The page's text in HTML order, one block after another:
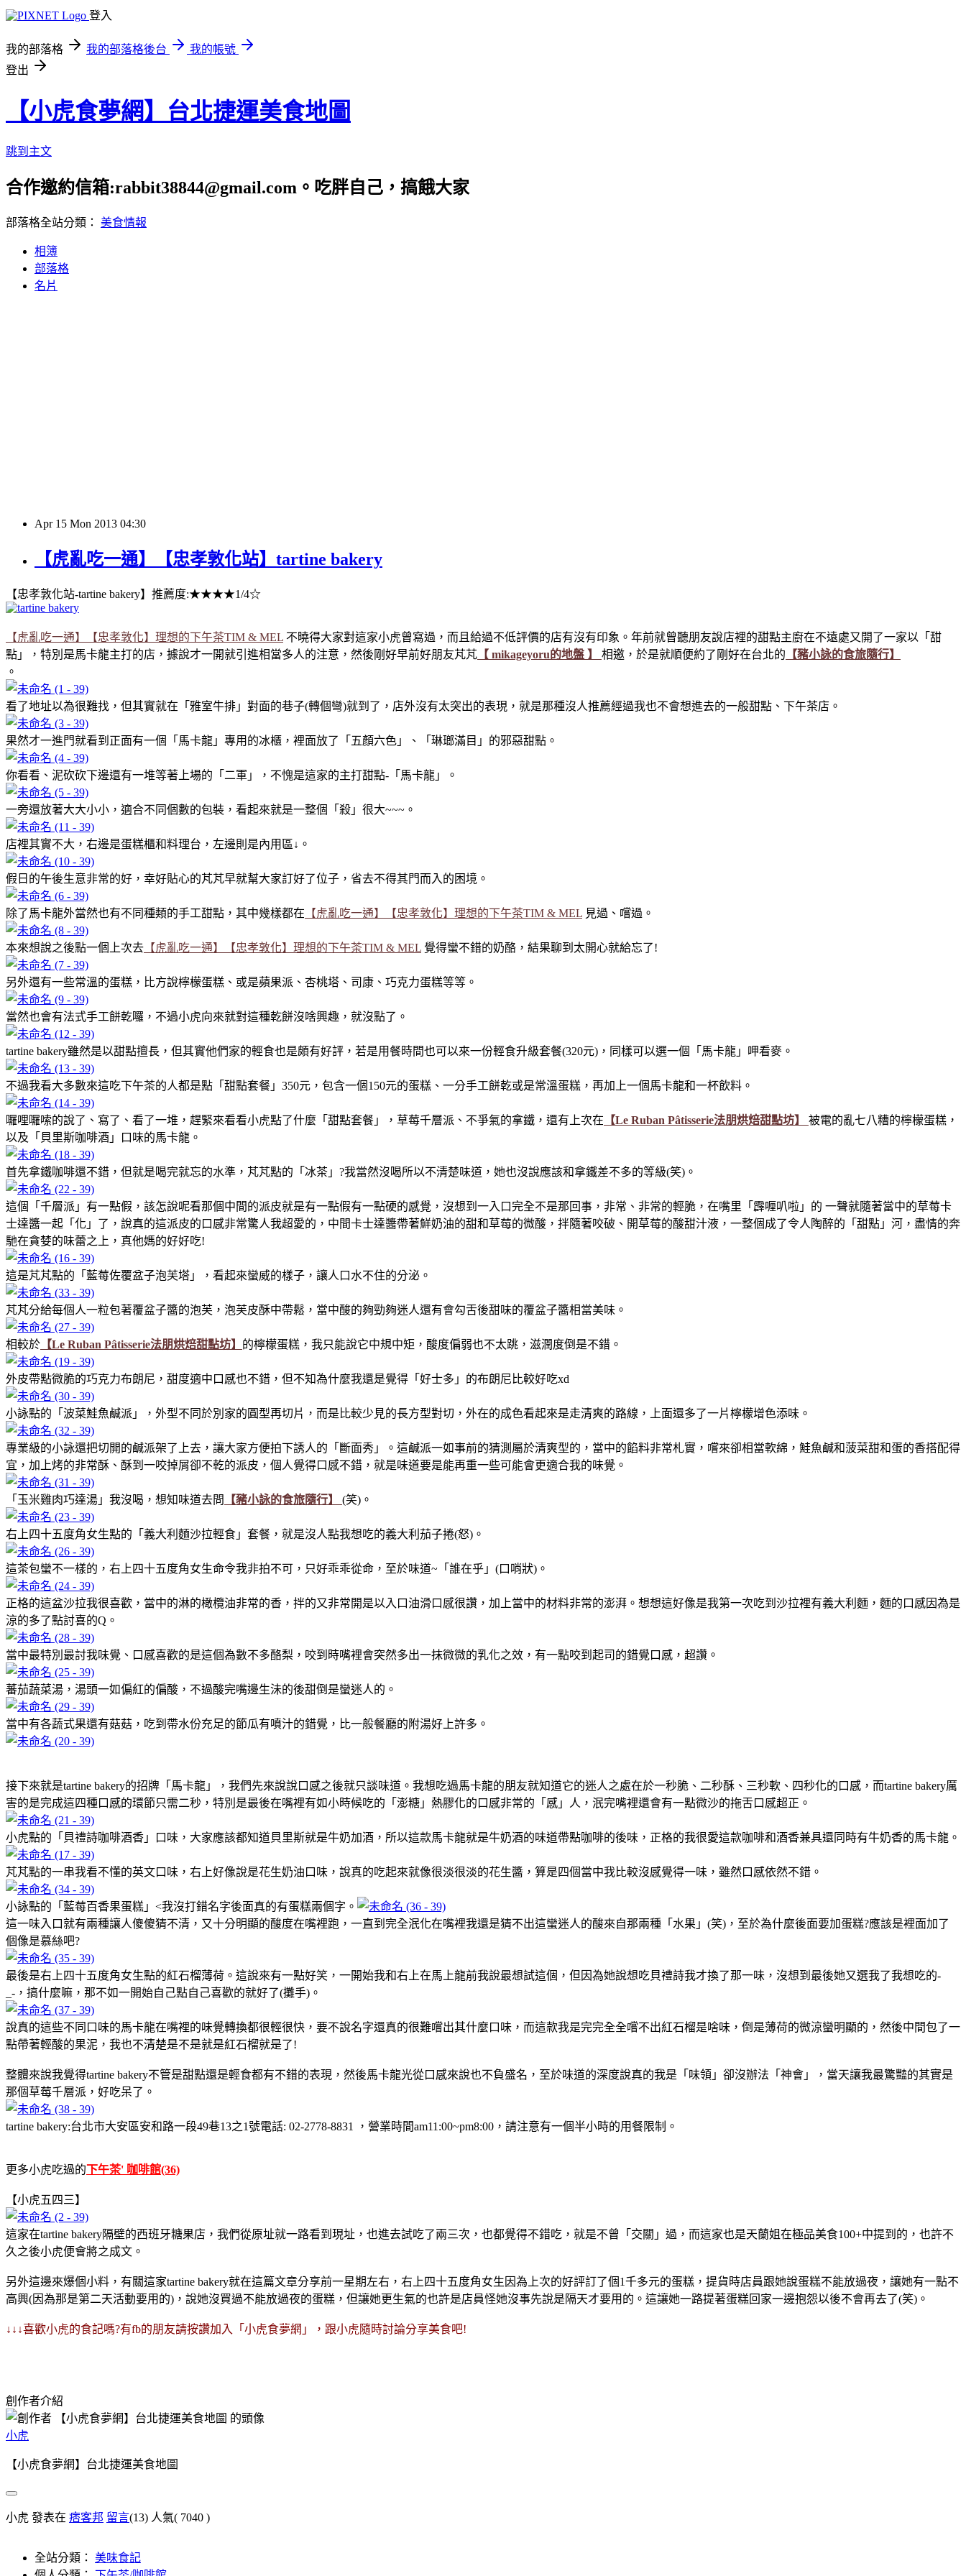
登入
我的部落格 我的部落格後台
我的帳號
登出
【小虎食夢網】台北捷運美食地圖
跳到主文
合作邀約信箱:rabbit38844@gmail.com。吃胖自己，搞餓大家
部落格全站分類： 美食情報
相簿
部落格
名片
Apr 15 Mon 2013 04:30
【虎亂吃一通】【忠孝敦化站】tartine bakery
【忠孝敦化站-tartine bakery】推薦度:★★★★1/4☆
【虎亂吃一通】【忠孝敦化】理想的下午茶TIM & MEL 不曉得大家對這家小虎曾寫過，而且給過不低評價的店有沒有印象。年前就曾聽朋友說店裡的甜點主廚在不遠處又開了一家以「甜
點」，特別是馬卡龍主打的店，據說才一開就引進相當多人的注意，然後剛好早前好朋友芃芃 【 mikageyoru的地盤 】 相邀，於是就順便約了剛好在台北的 【豬小詠的食旅隨行】
。
看了地址以為很難找，但其實就在「雅室牛排」對面的巷子(轉個彎)就到了，店外沒有太突出的表現，就是那種沒人推薦經過我也不會想進去的一般甜點、下午茶店。
果然才一進門就看到正面有一個「馬卡龍」專用的冰櫃，裡面放了「五顏六色」、「琳瑯滿目」的邪惡甜點。
你看看、泥砍砍下邊還有一堆等著上場的「二軍」，不愧是這家的主打甜點-「馬卡龍」。
一旁還放著大大小小，適合不同個數的包裝，看起來就是一整個「殺」很大~~~。
店裡其實不大，右邊是蛋糕櫃和料理台，左邊則是內用區↓。
假日的午後生意非常的好，幸好貼心的芃芃早就幫大家訂好了位子，省去不得其門而入的困境。
除了馬卡龍外當然也有不同種類的手工甜點，其中幾樣都在 【虎亂吃一通】【忠孝敦化】理想的下午茶TIM & MEL 見過、嚐過。
本來想說之後點一個上次去 【虎亂吃一通】【忠孝敦化】理想的下午茶TIM & MEL 覺得蠻不錯的奶酪，結果聊到太開心就給忘了!
另外還有一些常溫的蛋糕，比方說檸檬蛋糕、或是蘋果派、杏桃塔、司康、巧克力蛋糕等等。
當然也會有法式手工餅乾囉，不過小虎向來就對這種乾餅沒啥興趣，就沒點了。
tartine bakery雖然是以甜點擅長，但其實他們家的輕食也是頗有好評，若是用餐時間也可以來一份輕食升級套餐(320元)，同樣可以選一個「馬卡龍」呷看麥。
不過我看大多數來這吃下午茶的人都是點「甜點套餐」350元，包含一個150元的蛋糕、一分手工餅乾或是常溫蛋糕，再加上一個馬卡龍和一杯飲料。
囉哩囉嗦的說了、寫了、看了一堆，趕緊來看看小虎點了什麼「甜點套餐」，草莓千層派、不爭氣的拿鐵，還有上次在 【Le Ruban Pâtisserie法朋烘焙甜點坊】 被電的亂七八糟的檸檬蛋糕，
以及「貝里斯咖啡酒」口味的馬卡龍。
首先拿鐵咖啡還不錯，但就是喝完就忘的水準，芃芃點的「冰茶」?我當然沒喝所以不清楚味道，她也沒說應該和拿鐵差不多的等級(笑)。
這個「千層派」有一點假，該怎說呢看那個中間的派皮就是有一點假有一點硬的感覺，沒想到一入口完全不是那回事，非常、非常的輕脆，在嘴里「霹喱叭啦」的 一聲就隨著當中的草莓卡
士達醬一起「化」了，說真的這派皮的口感非常驚人我超愛的，中間卡士達醬帶著鮮奶油的甜和草莓的微酸，拌隨著咬破、開草莓的酸甜汁液，一整個成了令人陶醉的「甜點」河，盡情的奔
馳在貪婪的味蕾之上，真他媽的好好吃!
這是芃芃點的「藍莓佐覆盆子泡芙塔」，看起來蠻威的樣子，讓人口水不住的分泌。
芃芃分給每個人一粒包著覆盆子醬的泡芙，泡芙皮酥中帶鬆，當中酸的夠勁夠迷人還有會勾舌後甜味的覆盆子醬相當美味。
相較於 【Le Ruban Pâtisserie法朋烘焙甜點坊】 的檸檬蛋糕，我只能說它中規中矩，酸度偏弱也不太跳，滋潤度倒是不錯。
外皮帶點微脆的巧克力布朗尼，甜度適中口感也不錯，但不知為什麼我還是覺得「好士多」的布朗尼比較好吃xd
小詠點的「波菜鮭魚鹹派」，外型不同於別家的圓型再切片，而是比較少見的長方型對切，外在的成色看起來是走清爽的路線，上面還多了一片檸檬增色添味。
專業級的小詠還把切開的鹹派架了上去，讓大家方便拍下誘人的「斷面秀」。這鹹派一如事前的猜測屬於清爽型的，當中的餡料非常札實，嚐來卻相當軟綿，鮭魚鹹和菠菜甜和蛋的香搭配得
宜，加上烤的非常酥、酥到一咬掉屑卻不乾的派皮，個人覺得口感不錯，就是味道要是能再重一些可能會更適合我的味覺。
「玉米雞肉巧達湯」我沒喝，想知味道去問 【豬小詠的食旅隨行】 (笑)。
右上四十五度角女生點的「義大利麵沙拉輕食」套餐，就是沒人點我想吃的義大利茄子捲(怒)。
這茶包蠻不一樣的，右上四十五度角女生命令我非拍不可，只好乖乖從命，至於味道~「誰在乎」(口哨狀)。
正格的這盆沙拉我很喜歡，當中的淋的橄欖油非常的香，拌的又非常開是以入口油滑口感很讚，加上當中的材料非常的澎湃。想想這好像是我第一次吃到沙拉裡有義大利麵，麵的口感因為是
涼的多了點討喜的Q。
當中最特別最討我味覺、口感喜歡的是這個為數不多酪梨，咬到時嘴裡會突然多出一抹微微的乳化之效，有一點咬到起司的錯覺口感，超讚。
蕃茄蔬菜湯，湯頭一如偏紅的偏酸，不過酸完嘴邊生沬的後甜倒是蠻迷人的。
當中有各蔬式果還有菇菇，吃到帶水份充足的節瓜有噴汁的錯覺，比一般餐廳的附湯好上許多。
接下來就是tartine bakery的招牌「馬卡龍」，我們先來說說口感之後就只談味道。我想吃過馬卡龍的朋友就知道它的迷人之處在於一秒脆、二秒酥、三秒軟、四秒化的口感，而tartine bakery厲
害的是完成這四種口感的環節只需二秒，特別是最後在嘴裡有如小時候吃的「澎糖」熱膠化的口感非常的「感」人，泯完嘴裡還會有一點微沙的拖舌口感超正。
小虎點的「貝禮詩咖啡酒香」口味，大家應該都知道貝里斯就是牛奶加酒，所以這款馬卡龍就是牛奶酒的味道帶點咖啡的後味，正格的我很愛這款咖啡和酒香兼具還同時有牛奶香的馬卡龍。
芃芃點的一串我看不懂的英文口味，右上好像說是花生奶油口味，說真的吃起來就像很淡很淡的花生醬，算是四個當中我比較沒感覺得一味，雖然口感依然不錯。
小詠點的「藍莓百香果蛋糕」<我沒打錯名字後面真的有蛋糕兩個字。
這一味入口就有兩種讓人傻傻猜不清，又十分明顯的酸度在嘴裡跑，一直到完全泯化在嘴裡我還是猜不出這蠻迷人的酸來自那兩種「水果」(笑)，至於為什麼後面要加蛋糕?應該是裡面加了
個像是慕絲吧?
最後是右上四十五度角女生點的紅石榴薄荷。這說來有一點好笑，一開始我和右上在馬上龍前我說最想試這個，但因為她說想吃貝禮詩我才換了那一味，沒想到最後她又選我了我想吃的-
_-，搞什麼嘛，那不如一開始自己點自己喜歡的就好了(攤手)。
說真的這些不同口味的馬卡龍在嘴裡的味覺轉換都很輕很快，要不說名字還真的很難嚐出其什麼口味，而這款我是完完全全嚐不出紅石榴是啥味，倒是薄荷的微涼蠻明顯的，然後中間包了一
點帶著輕酸的果泥，我也不清楚是不是就是紅石榴就是了!
整體來說我覺得tartine bakery不管是甜點還是輕食都有不錯的表現，然後馬卡龍光從口感來說也不負盛名，至於味道的深度說真的我是「味領」卻沒辦法「神會」，當天讓我最驚豔的其實是
那個草莓千層派，好吃呆了。
tartine bakery:台北市大安區安和路一段49巷13之1號電話: 02-2778-8831 ，營業時間am11:00~pm8:00，請注意有一個半小時的用餐限制。
更多小虎吃過的下午茶' 咖啡館(36)
【小虎五四三】
這家在tartine bakery隔壁的西班牙糖果店，我們從原址就一路看到現址，也進去試吃了兩三次，也都覺得不錯吃，就是不曾「交關」過，而這家也是天蘭姐在極品美食100+中提到的，也許不
久之後小虎便會將之成文。
另外這邊來爆個小料，有關這家tartine bakery就在這篇文章分享前一星期左右，右上四十五度角女生因為上次的好評訂了個1千多元的蛋糕，提貨時店員跟她說蛋糕不能放過夜，讓她有一點不
高興(因為那是第二天活動要用的)，說她沒買過不能放過夜的蛋糕，但讓她更生氣的也許是店員怪她沒事先說是隔天才要用的。這讓她一路提著蛋糕回家一邊抱怨以後不會再去了(笑)。
↓↓↓喜歡小虎的食記嗎?有fb的朋友請按讚加入「小虎食夢網」，跟小虎隨時討論分享美食吧!
創作者介紹
小虎
【小虎食夢網】台北捷運美食地圖
小虎 發表在 痞客邦 留言(13) 人氣( 7040 )
全站分類： 美味食記